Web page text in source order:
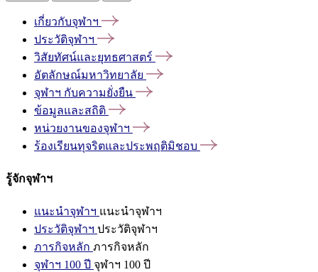
เกี่ยวกับจุฬาฯ
ประวัติจุฬาฯ
วิสัยทัศน์และยุทธศาสตร์
อัตลักษณ์มหาวิทยาลัย
จุฬาฯ กับความยั่งยืน
ข้อมูลและสถิติ
หน่วยงานของจุฬาฯ
ร้องเรียนทุจริตและประพฤติมิชอบ
รู้จักจุฬาฯ
แนะนำจุฬาฯ แนะนำจุฬาฯ
ประวัติจุฬาฯ ประวัติจุฬาฯ
ภารกิจหลัก ภารกิจหลัก
จุฬาฯ 100 ปี จุฬาฯ 100 ปี